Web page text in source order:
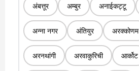
अंबत्तूर अम्बुर अनाईकट्टू
अन्ना नगर अंतियुर अरक्कोणम
अरनथांगी अरवाकुरिची आर्कोट